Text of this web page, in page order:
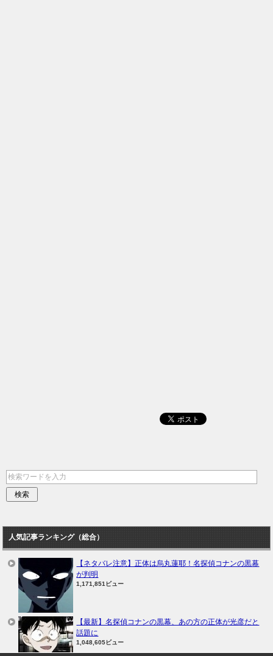
人気記事ランキング（総合）
【ネタバレ注意】正体は烏丸蓮耶！名探偵コナンの黒幕
が判明
1,171,851ビュー
【最新】名探偵コナンの黒幕、あの方の正体が光彦だと
話題に
1,048,605ビュー